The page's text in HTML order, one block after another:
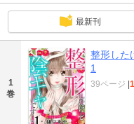
最新刊
1
巻
整形した
1
39ページ